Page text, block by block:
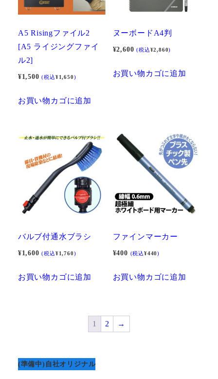
A5 Risingファイル2
[A5 ライジングファイ
ル2]
¥1,500 (税込¥1,650)
お買い物カゴに追加
ヌーボードA4判
¥2,600 (税込¥2,860)
お買い物カゴに追加
バルブ付通水ブラシ
¥1,600 (税込¥1,760)
お買い物カゴに追加
ファインマーカー
¥400 (税込¥440)
お買い物カゴに追加
1 2 →
(準備中)自社オリジナル